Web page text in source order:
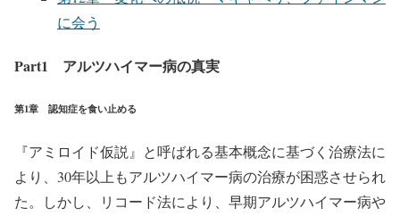
に会う
Part1 アルツハイマー病の真実
第1章 認知症を食い止める
『アミロイド仮説』と呼ばれる基本概念に基づく治療法に
より、30年以上もアルツハイマー病の治療が困惑させられ
た。しかし、リコード法により、早期アルツハイマー病や